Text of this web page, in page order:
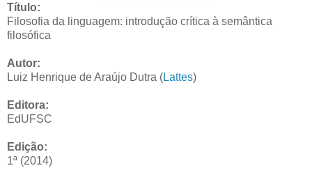
Título:
Filosofia da linguagem: introdução crítica à semântica
filosófica
Autor:
Luiz Henrique de Araújo Dutra (Lattes)
Editora:
EdUFSC
Edição:
1ª (2014)